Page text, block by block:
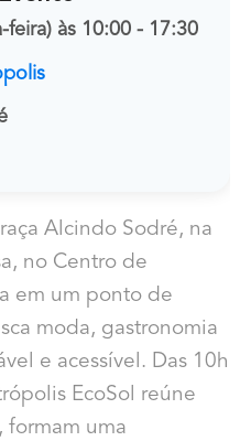
feira) às 10:00 - 17:30
Alcindo Sodré, na
no Centro de
em um ponto de
moda, gastronomia
e acessível. Das 10h
EcoSol reúne
formam uma